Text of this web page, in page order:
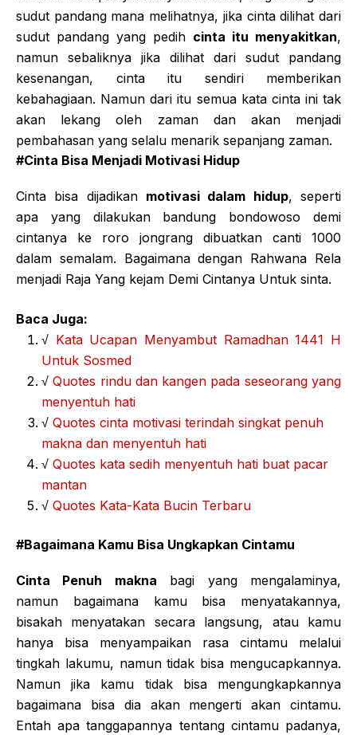
sudut pandang mana melihatnya, jika cinta dilihat dari
sudut pandang yang pedih cinta itu menyakitkan,
namun sebaliknya jika dilihat dari sudut pandang
kesenangan, cinta itu sendiri memberikan
kebahagiaan. Namun dari itu semua kata cinta ini tak
akan lekang oleh zaman dan akan menjadi
pembahasan yang selalu menarik sepanjang zaman.
#Cinta Bisa Menjadi Motivasi Hidup
Cinta bisa dijadikan motivasi dalam hidup, seperti
apa yang dilakukan bandung bondowoso demi
cintanya ke roro jongrang dibuatkan canti 1000
dalam semalam. Bagaimana dengan Rahwana Rela
menjadi Raja Yang kejam Demi Cintanya Untuk sinta.
Baca Juga:
√ Kata Ucapan Menyambut Ramadhan 1441 H
Untuk Sosmed
√Quotes rindu dan kangen pada seseorang yang
menyentuh hati
√ Quotes cinta motivasi terindah singkat penuh
makna dan menyentuh hati
√ Quotes kata sedih menyentuh hati buat pacar
mantan
√ Quotes Kata-Kata Bucin Terbaru
#Bagaimana Kamu Bisa Ungkapkan Cintamu
Cinta Penuh makna bagi yang mengalaminya,
namun bagaimana kamu bisa menyatakannya,
bisakah menyatakan secara langsung, atau kamu
hanya bisa menyampaikan rasa cintamu melalui
tingkah lakumu, namun tidak bisa mengucapkannya.
Namun jika kamu tidak bisa mengungkapkannya
bagaimana bisa dia akan mengerti akan cintamu.
Entah apa tanggapannya tentang cintamu padanya,